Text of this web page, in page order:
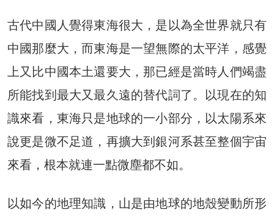
古代中國人覺得東海很大，是以為全世界就只有
中國那麼大，而東海是一望無際的太平洋，感覺
上又比中國本土還要大，那已經是當時人們竭盡
所能找到最大又最久遠的替代詞了。以現在的知
識來看，東海只是地球的一小部分，以太陽系來
說更是微不足道，再擴大到銀河系甚至整個宇宙
來看，根本就連一點微塵都不如。
以如今的地理知識，山是由地球的地殼變動所形